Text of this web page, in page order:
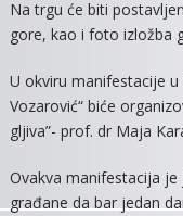
Na trgu će biti
gore, kao i foto izložba
U okviru manifestacije
Vozarović“ biće
gljiva”- prof. dr Maja
Ovakva manifestacija
građane da bar jedan